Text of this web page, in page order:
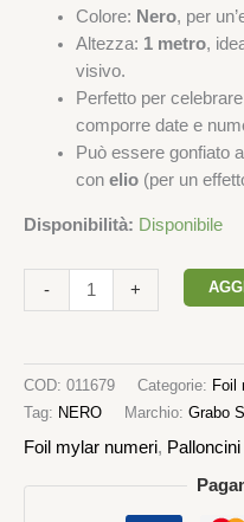
Colore: Nero, per
Altezza: 1 metro,
visivo.
Perfetto per celebrare
comporre date e
Può essere gonfiato
con elio(per un
Disponibilità: Disponibile
-
quantità
+
COD: 011679 Categorie: Foil
Tag: NERO Marchio: Grabo
Foil mylar numeri, Palloncini